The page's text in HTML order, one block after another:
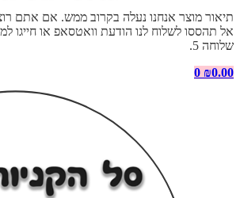
תיאור מוצר אנחנו נעלה בקרוב ממש. אם אתם
שלוחה 5.
₪0.00
0